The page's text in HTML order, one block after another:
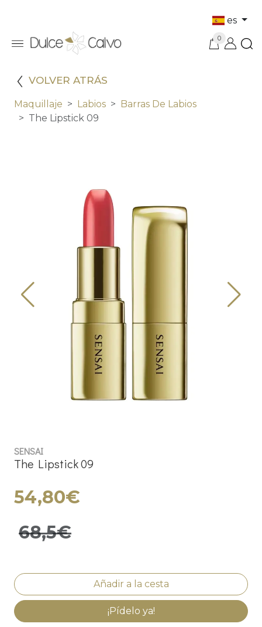
es
0
VOLVER ATRÁS
Maquillaje Labios
Barras De Labios
The Lipstick 09
SENSAI
The Lipstick 09
54,80€
68,5€
¡Pídelo ya!